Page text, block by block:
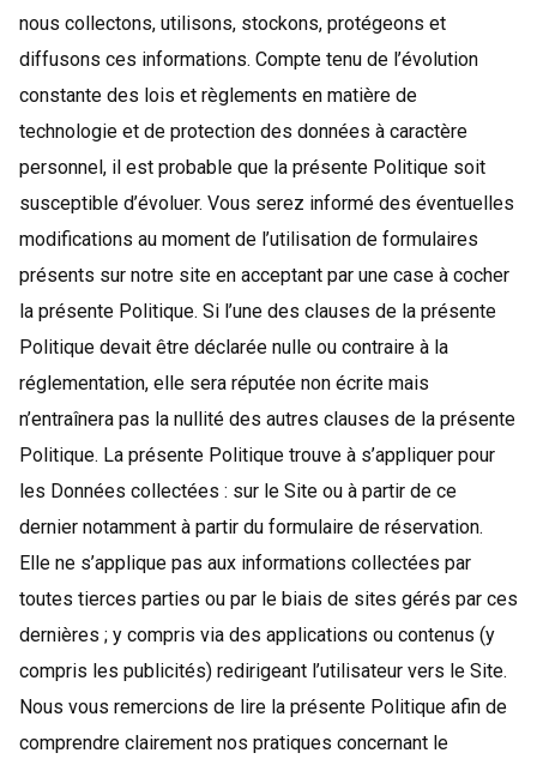
nous collectons, utilisons, stockons, protégeons et
diffusons ces informations. Compte tenu de l’évolution
constante des lois et règlements en matière de
technologie et de protection des données à caractère
personnel, il est probable que la présente Politique soit
susceptible d’évoluer. Vous serez informé des éventuelles
modifications au moment de l’utilisation de formulaires
présents sur notre site en acceptant par une case à cocher
la présente Politique. Si l’une des clauses de la présente
Politique devait être déclarée nulle ou contraire à la
réglementation, elle sera réputée non écrite mais
n’entraînera pas la nullité des autres clauses de la présente
Politique. La présente Politique trouve à s’appliquer pour
les Données collectées : sur le Site ou à partir de ce
dernier notamment à partir du formulaire de réservation.
Elle ne s’applique pas aux informations collectées par
toutes tierces parties ou par le biais de sites gérés par ces
dernières ; y compris via des applications ou contenus (y
compris les publicités) redirigeant l’utilisateur vers le Site.
Nous vous remercions de lire la présente Politique afin de
comprendre clairement nos pratiques concernant le